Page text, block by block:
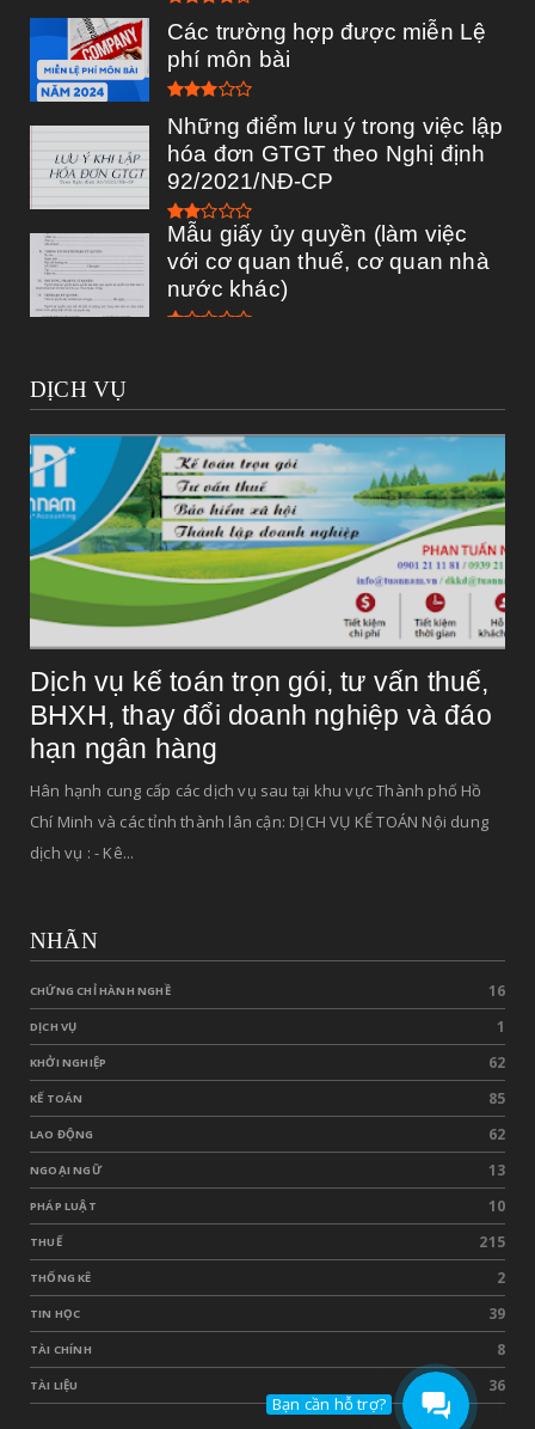
Bạn cần hỗ trợ?
Các trường hợp được miễn Lệ
phí môn bài
Những điểm lưu ý trong việc lập
hóa đơn GTGT theo Nghị định
92/2021/NĐ-CP
Mẫu giấy ủy quyền (làm việc
với cơ quan thuế, cơ quan nhà
nước khác)
DỊCH VỤ
Dịch vụ kế toán trọn gói, tư vấn thuế,
BHXH, thay đổi doanh nghiệp và đáo
hạn ngân hàng
Hân hạnh cung cấp các dịch vụ sau tại khu vực Thành phố Hồ
Chí Minh và các tỉnh thành lân cận: DỊCH VỤ KẾ TOÁN Nội dung
dịch vụ : - Kê...
NHÃN
CHỨNG CHỈ HÀNH NGHỀ 16
DỊCH VỤ 1
KHỞI NGHIỆP 62
KẾ TOÁN 85
LAO ĐỘNG 62
NGOẠI NGỮ 13
PHÁP LUẬT 10
THUẾ 215
THỐNG KÊ 2
TIN HỌC 39
TÀI CHÍNH 8
TÀI LIỆU 36